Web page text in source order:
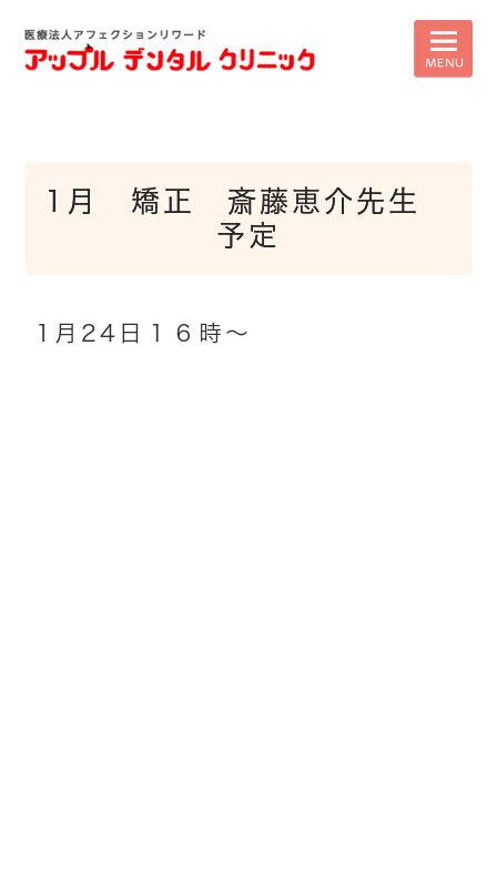
1月 矯正 斎藤恵介先生
予定
1月24日１６時～